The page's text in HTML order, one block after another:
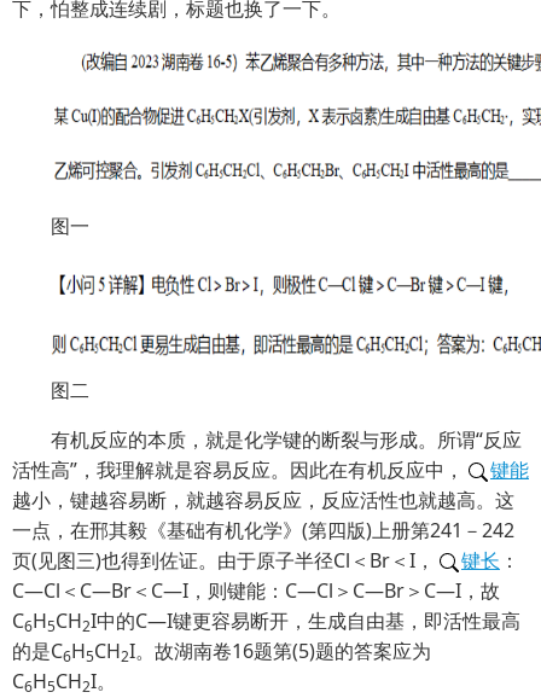
下，怕整成连续剧，标题也换了一下。
图一
图二
有机反应的本质，就是化学键的断裂与形成。所谓“反应
活性高”，我理解就是容易反应。因此在有机反应中，
键能
越小，键越容易断，就越容易反应，反应活性也就越高。这
一点，在邢其毅《基础有机化学》(第四版)上册第241－242
页(见图三)也得到佐证。由于原子半径Cl＜Br＜I，
键长 ：
C—Cl＜C—Br＜C—I，则键能：C—Cl＞C—Br＞C—I，故
C6H5CH2I中的C—I键更容易断开，生成自由基，即活性最高
的是C6H5CH2I。故湖南卷16题第(5)题的答案应为
C6H5CH2I。